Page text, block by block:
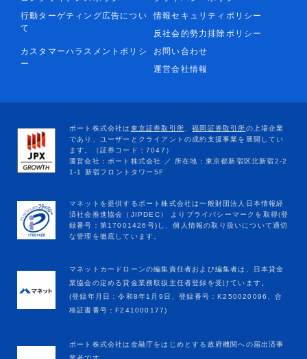
行動ターゲティング広告につい
て
情報セキュリティポリシー
反社会的勢力排除ポリシー
カスタマーハラスメントポリシ
ー
お問い合わせ
運営会社情報
マネットカードローンの編集責任者および編集者は、日本貸金
業協会の定める貸金業務取扱主任者登録を受けています。
(登録年月日：令和8年1月9日、登録番号：K250020096、合
格証書番号：F241000177)
ポート株式会社は金融庁をはじめとする政府機関への届出済事